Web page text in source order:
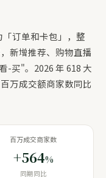
订单和卡包」，整
新增推荐、购物直播
买"。2026 年 618 大
万成交额商家数同比
百万成交商家数
+564%
同期同比